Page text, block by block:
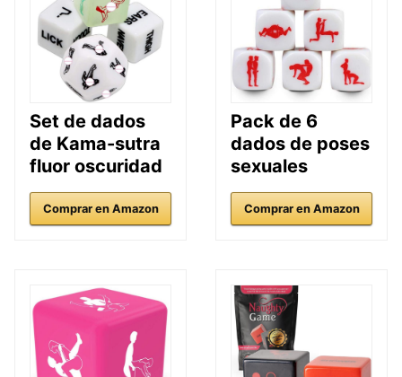
Set de dados
de Kama-sutra
fluor oscuridad
Comprar en Amazon
Pack de 6
dados de poses
sexuales
Comprar en Amazon